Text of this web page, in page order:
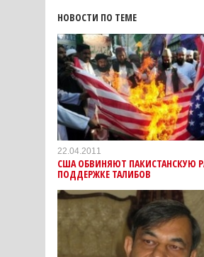
НОВОСТИ ПО ТЕМЕ
22.04.2011
США ОБВИНЯЮТ ПАКИСТАНСКУЮ
ПОДДЕРЖКЕ ТАЛИБОВ